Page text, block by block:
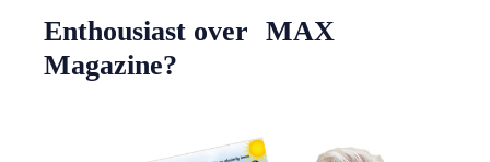
Enthousiast over MAX
Magazine?